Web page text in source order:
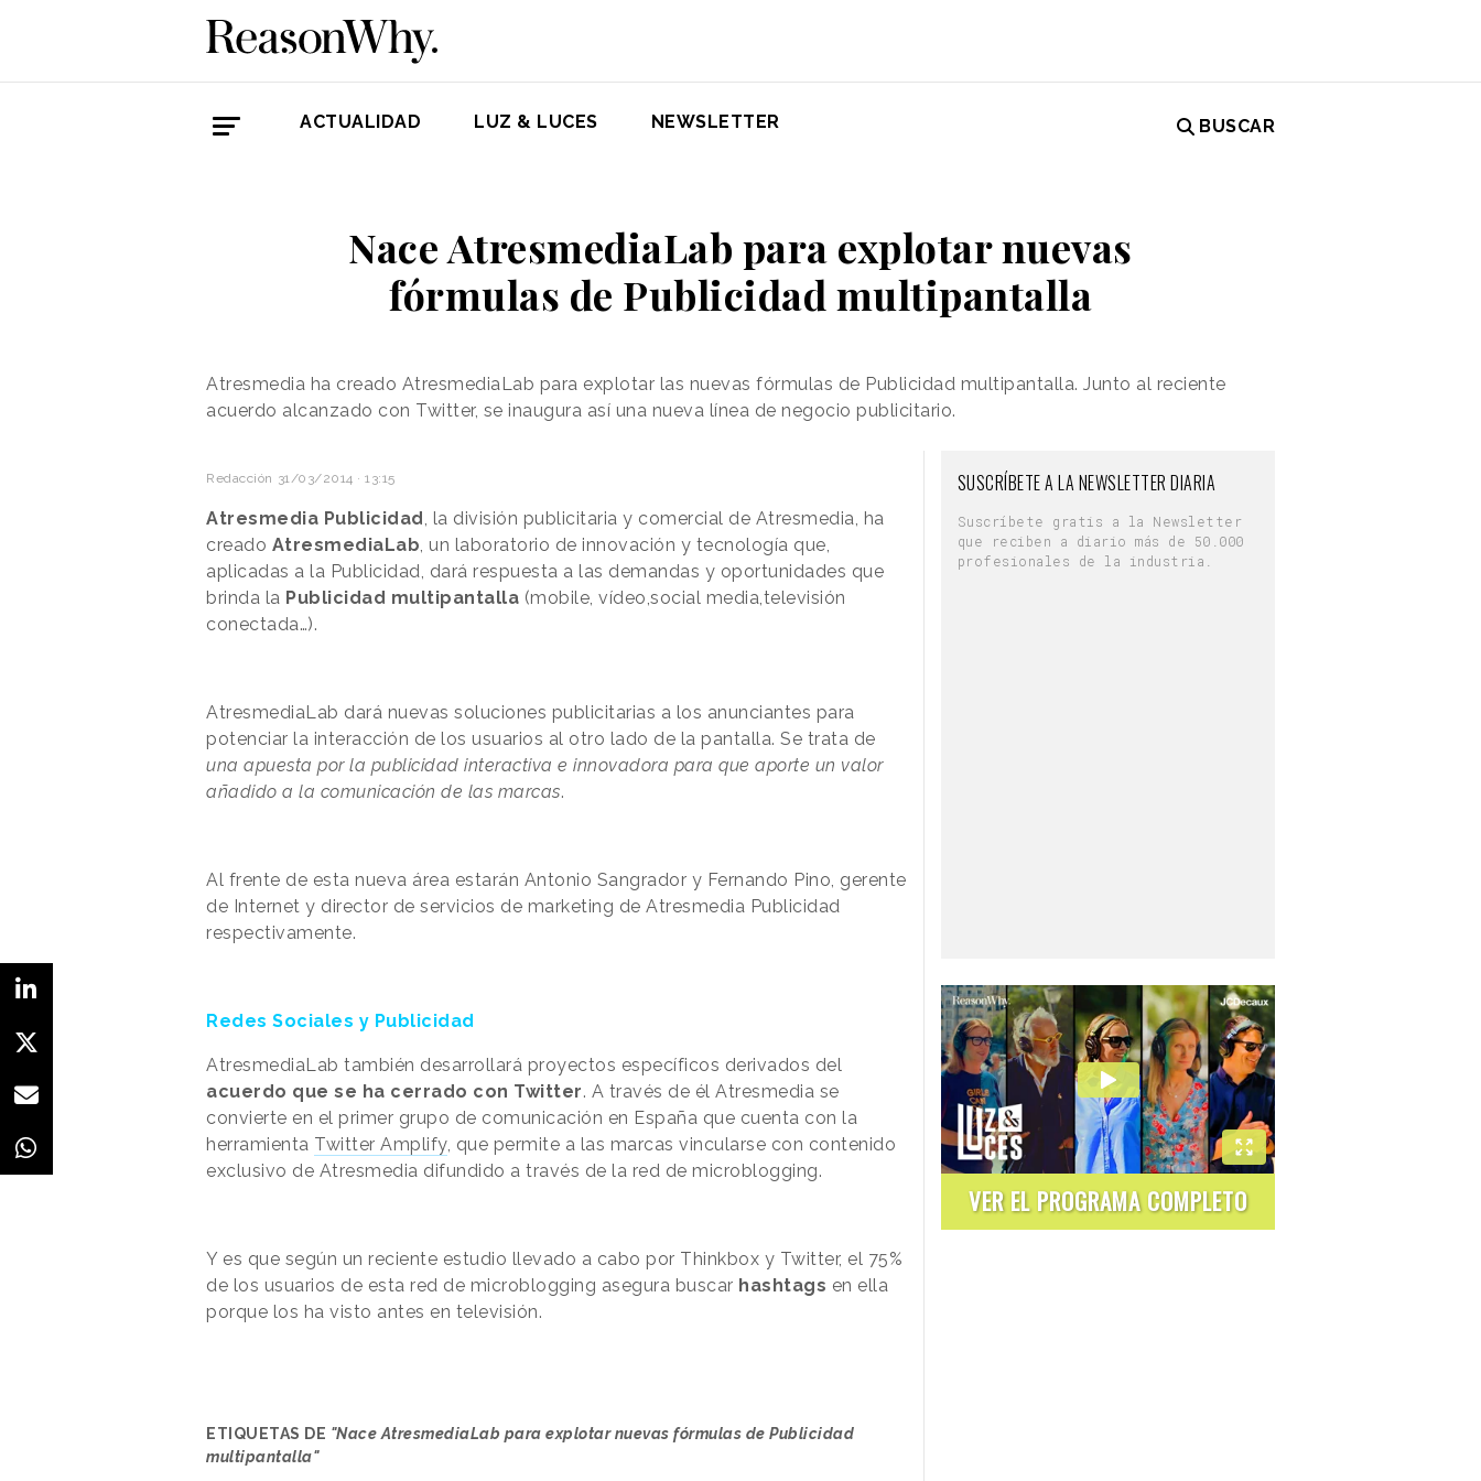
ACTUALIDAD LUZ & LUCES NEWSLETTER BUSCAR
Nace AtresmediaLab para explotar nuevas
fórmulas de Publicidad multipantalla
Atresmedia ha creado AtresmediaLab para explotar las nuevas fórmulas de Publicidad multipantalla. Junto al reciente
acuerdo alcanzado con Twitter, se inaugura así una nueva línea de negocio publicitario.
Redacción 31/03/2014 · 13:15
Atresmedia Publicidad , la división publicitaria y comercial de Atresmedia, ha
creado AtresmediaLab , un laboratorio de innovación y tecnología que,
aplicadas a la Publicidad, dará respuesta a las demandas y oportunidades que
brinda la Publicidad multipantalla (mobile, vídeo,social media,televisión
conectada…).
AtresmediaLab dará nuevas soluciones publicitarias a los anunciantes para
potenciar la interacción de los usuarios al otro lado de la pantalla. Se trata de
una apuesta por la publicidad interactiva e innovadora para que aporte un valor
añadido a la comunicación de las marcas.
Al frente de esta nueva área estarán Antonio Sangrador y Fernando Pino, gerente
de Internet y director de servicios de marketing de Atresmedia Publicidad
respectivamente.
Redes Sociales y Publicidad
AtresmediaLab también desarrollará proyectos específicos derivados del
acuerdo que se ha cerrado con Twitter. A través de él Atresmedia se
convierte en el primer grupo de comunicación en España que cuenta con la
herramienta Twitter Amplify, que permite a las marcas vincularse con contenido
exclusivo de Atresmedia difundido a través de la red de microblogging.
Y es que según un reciente estudio llevado a cabo por Thinkbox y Twitter, el 75%
de los usuarios de esta red de microblogging asegura buscar hashtags en ella
porque los ha visto antes en televisión.
ETIQUETAS DE "Nace AtresmediaLab para explotar nuevas fórmulas de Publicidad
multipantalla"
SUSCRÍBETE A LA NEWSLETTER DIARIA
Suscríbete gratis a la Newsletter
que reciben a diario más de 50.000
profesionales de la industria.
VER EL PROGRAMA COMPLETO